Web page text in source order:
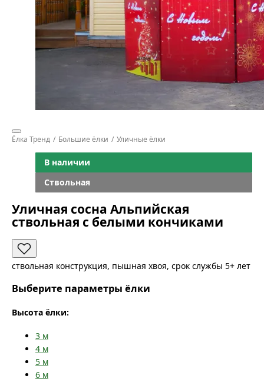
Ёлка Тренд Большие ёлки Уличные ёлки
В наличии
Ствольная
Уличная сосна Альпийская
ствольная с белыми кончиками
ствольная конструкция, пышная хвоя, срок службы 5+ лет
Выберите параметры ёлки
Высота ёлки:
3 м
4 м
5 м
6 м